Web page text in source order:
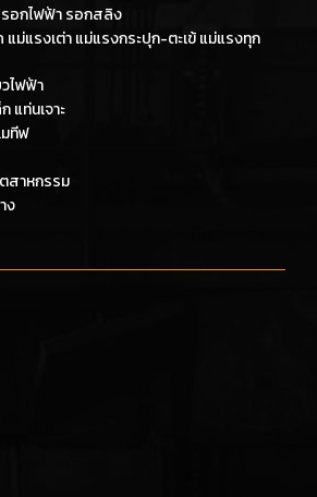
รอกไฟฟ้า รอกสลิง
แม่แรงเต่า แม่แรงกระปุก-ตะเข้ แม่แรงทุก
ไฟฟ้า
แท่นเจาะ
มทีฟ
สาหกรรม
ง